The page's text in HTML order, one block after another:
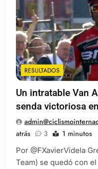
RESULTADOS
Un intratable Van
senda victoriosa
atrás
3 1 minutos
Por @FXavierVidela
Team) se quedó con